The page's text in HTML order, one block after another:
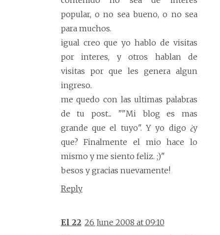
popular, o no sea bueno, o no sea
para muchos.
igual creo que yo hablo de visitas
por interes, y otros hablan de
visitas por que les genera algun
ingreso.
me quedo con las ultimas palabras
de tu post... ""Mi blog es mas
grande que el tuyo". Y yo digo ¿y
que? Finalmente el mio hace lo
mismo y me siento feliz. ;)"
besos y gracias nuevamente!
Reply
El 22 26 June 2008 at 09:10